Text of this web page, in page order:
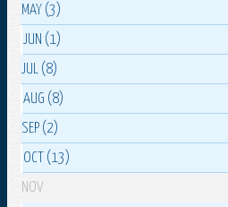
MAY (3)
JUN (1)
JUL (8)
AUG (8)
SEP (2)
OCT (13)
NOV